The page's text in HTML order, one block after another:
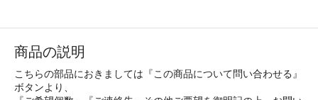
商品の説明
こちらの部品におきましては『この商品について問い合わせる』
ボタンより、